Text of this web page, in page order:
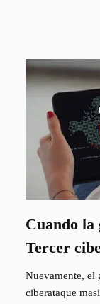
Cuando
Tercer
Nuevamente, el
ciberataque